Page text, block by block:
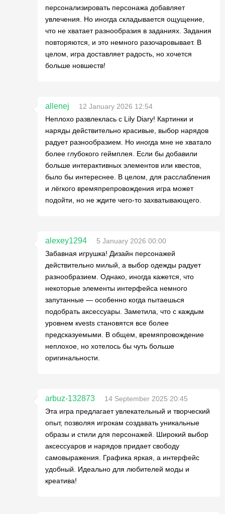
персонализировать персонажа добавляет
увлечения. Но иногда складывается ощущение,
что не хватает разнообразия в заданиях. Задания
повторяются, и это немного разочаровывает. В
целом, игра доставляет радость, но хочется
больше новшеств!
allenej
12 January 2026 12:54
Неплохо развлеклась с Lily Diary! Картинки и
наряды действительно красивые, выбор нарядов
радует разнообразием. Но иногда мне не хватало
более глубокого геймплея. Если бы добавили
больше интерактивных элементов или квестов,
было бы интереснее. В целом, для расслабления
и лёгкого времяпрепровождения игра может
подойти, но не ждите чего-то захватывающего.
alexey1294
5 January 2026 00:00
Забавная игрушка! Дизайн персонажей
действительно милый, а выбор одежды радует
разнообразием. Однако, иногда кажется, что
некоторые элементы интерфейса немного
запутанные — особенно когда пытаешься
подобрать аксессуары. Заметила, что с каждым
уровнем кvests становятся все более
предсказуемыми. В общем, времяпровождение
неплохое, но хотелось бы чуть больше
оригинальности.
arbuz-132873
14 September 2025 20:45
Эта игра предлагает увлекательный и творческий
опыт, позволяя игрокам создавать уникальные
образы и стили для персонажей. Широкий выбор
аксессуаров и нарядов придает свободу
самовыражения. Графика яркая, а интерфейс
удобный. Идеально для любителей моды и
креатива!